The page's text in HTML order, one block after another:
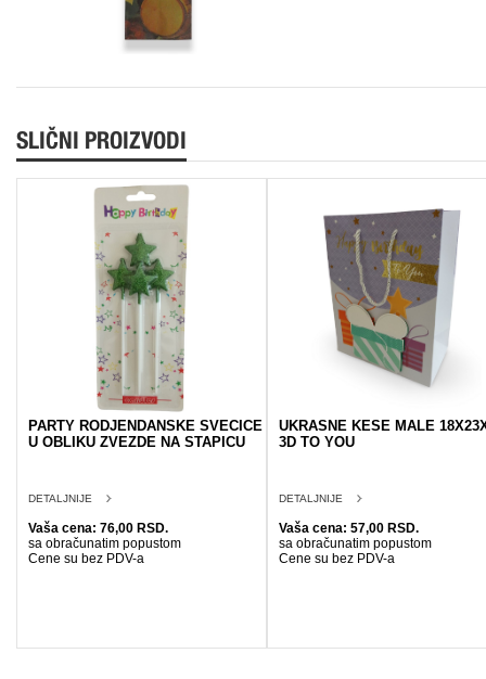
SLIČNI PROIZVODI
PARTY RODJENDANSKE SVECICE
U OBLIKU ZVEZDE NA STAPICU
DETALJNIJE
Vaša cena: 76,00 RSD.
sa obračunatim popustom
Cene su bez PDV-a
UKRASNE KESE MALE
3D TO YOU
DETALJNIJE
Vaša cena: 57,00 RSD.
sa obračunatim popustom
Cene su bez PDV-a